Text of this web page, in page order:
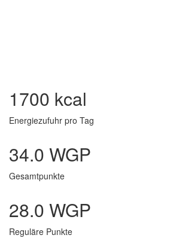
1700 kcal
Energiezufuhr pro Tag
34.0 WGP
Gesamtpunkte
28.0 WGP
Reguläre Punkte